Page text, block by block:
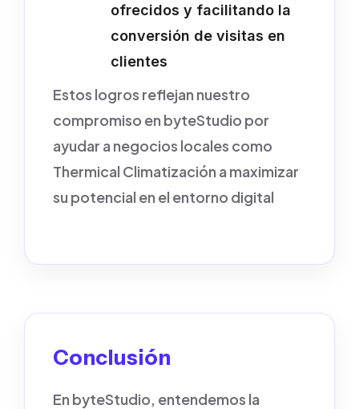
ofrecidos y facilitando la
conversión de visitas en
clientes
Estos logros reflejan nuestro
compromiso en byteStudio por
ayudar a negocios locales como
Thermical Climatización a maximizar
su potencial en el entorno digital
Conclusión
En byteStudio, entendemos la